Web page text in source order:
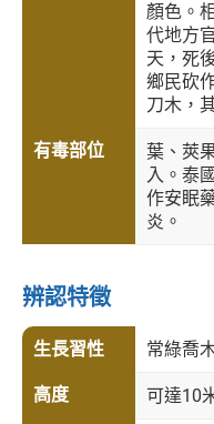
顏色。
代地方
天，死
鄉民砍
刀木，
有毒部位
葉、莢
入。泰
作安眠
炎。
辨認特徵
生長習性 常綠喬
高度 可達10